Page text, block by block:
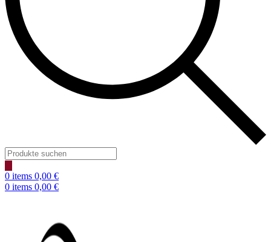
Products
search
0 items 0,00 €
0 items 0,00 €